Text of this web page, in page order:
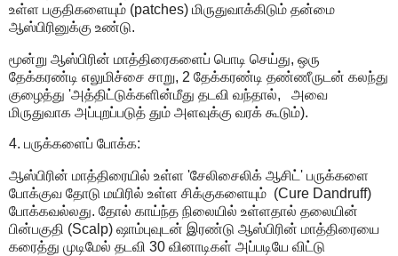
உள்ள பகுதிகளையும் (patches) மிருதுவாக்கிடும் தன்மை
ஆஸ்பிரினுக்கு உண்டு.
மூன்று ஆஸ்பிரின் மாத்திரைகளைப் பொடி செய்து, ஒரு
தேக்கரண்டி எலுமிச்சை சாறு, 2 தேக்கரண்டி தண்ணீருடன் கலந்து
குழைத்து 'அத்திட்டுக்களின்மீது தடவி வந்தால், அவை
மிருதுவாக அப்புறப்படுத் தும் அளவுக்கு வரக் கூடும்).
4. பருக்களைப் போக்க:
ஆஸ்பிரின் மாத்திரையில் உள்ள 'சேலிசைலிக் ஆசிட்' பருக்களை
போக்குவ தோடு மயிரில் உள்ள சிக்குகளையும் (Cure Dandruff)
போக்கவல்லது. தோல் காய்ந்த நிலையில் உள்ளதால் தலையின்
பின்பகுதி (Scalp) ஷாம்புவுடன் இரண்டு ஆஸ்பிரின் மாத்திரையை
கரைத்து முடிமேல் தடவி 30 வினாடிகள் அப்படியே விட்டு